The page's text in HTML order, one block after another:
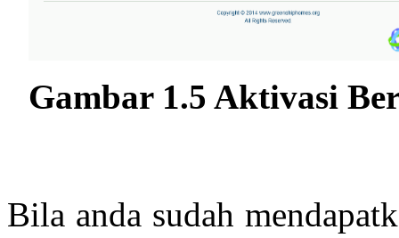
Gambar 1.5 Aktivasi
Bila anda sudah